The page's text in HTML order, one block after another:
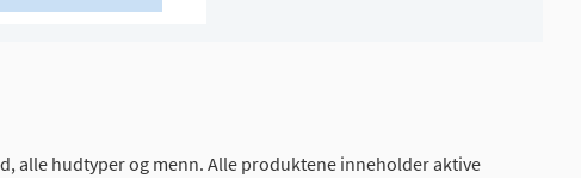
alle hudtyper og menn. Alle produktene inneholder aktive